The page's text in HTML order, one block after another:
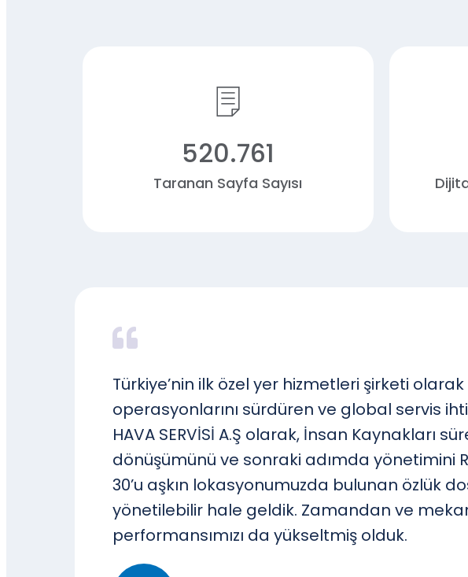
520.761
Taranan Sayfa Sayısı
Türkiye’nin ilk özel yer hizmetleri şirketi olarak
operasyonlarını sürdüren ve global servis
HAVA SERVİSİ A.Ş olarak, İnsan Kaynakları
dönüşümünü ve sonraki adımda yönetimini
30’u aşkın lokasyonumuzda bulunan özlük
yönetilebilir hale geldik. Zamandan ve
performansımızı da yükseltmiş olduk.